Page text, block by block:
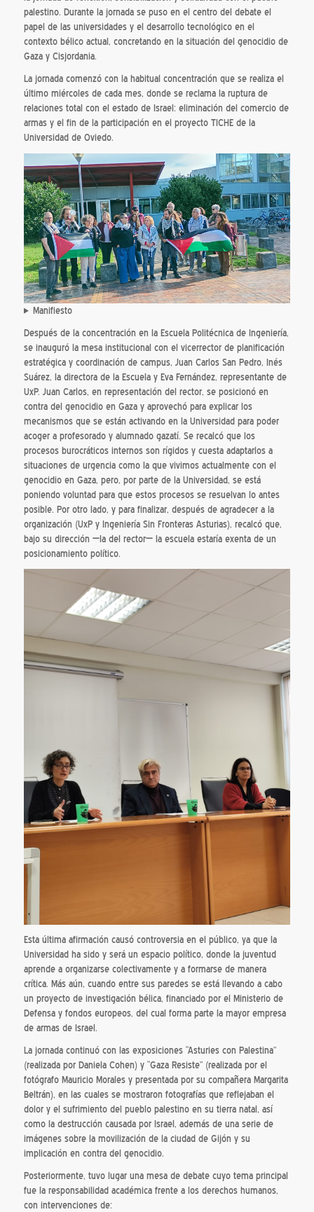
palestino. Durante la jornada se puso en el centro del debate el
papel de las universidades y el desarrollo tecnológico en el
contexto bélico actual, concretando en la situación del genocidio de
Gaza y Cisjordania.
La jornada comenzó con la habitual concentración que se realiza el
último miércoles de cada mes, donde se reclama la ruptura de
relaciones total con el estado de Israel: eliminación del comercio de
armas y el fin de la participación en el proyecto TICHE de la
Universidad de Oviedo.
Manifiesto
Después de la concentración en la Escuela Politécnica de Ingeniería,
se inauguró la mesa institucional con el vicerrector de planificación
estratégica y coordinación de campus, Juan Carlos San Pedro, Inés
Suárez, la directora de la Escuela y Eva Fernández, representante de
UxP. Juan Carlos, en representación del rector, se posicionó en
contra del genocidio en Gaza y aprovechó para explicar los
mecanismos que se están activando en la Universidad para poder
acoger a profesorado y alumnado gazatí. Se recalcó que los
procesos burocráticos internos son rígidos y cuesta adaptarlos a
situaciones de urgencia como la que vivimos actualmente con el
genocidio en Gaza, pero, por parte de la Universidad, se está
poniendo voluntad para que estos procesos se resuelvan lo antes
posible. Por otro lado, y para finalizar, después de agradecer a la
organización (UxP y Ingeniería Sin Fronteras Asturias), recalcó que,
bajo su dirección —la del rector— la escuela estaría exenta de un
posicionamiento político.
Esta última afirmación causó controversia en el público, ya que la
Universidad ha sido y será un espacio político, donde la juventud
aprende a organizarse colectivamente y a formarse de manera
crítica. Más aún, cuando entre sus paredes se está llevando a cabo
un proyecto de investigación bélica, financiado por el Ministerio de
Defensa y fondos europeos, del cual forma parte la mayor empresa
de armas de Israel.
La jornada continuó con las exposiciones “Asturies con Palestina”
(realizada por Daniela Cohen) y “Gaza Resiste” (realizada por el
fotógrafo Mauricio Morales y presentada por su compañera Margarita
Beltrán), en las cuales se mostraron fotografías que reflejaban el
dolor y el sufrimiento del pueblo palestino en su tierra natal, así
como la destrucción causada por Israel, además de una serie de
imágenes sobre la movilización de la ciudad de Gijón y su
implicación en contra del genocidio.
Posteriormente, tuvo lugar una mesa de debate cuyo tema principal
fue la responsabilidad académica frente a los derechos humanos,
con intervenciones de: